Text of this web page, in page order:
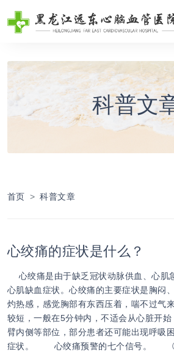
科普文
首页 科普文章
心绞痛的症状是什么？
心绞痛是由于缺乏冠状动脉供血、心肌
心肌缺血症状。心绞痛的主要症状是胸闷
灼热感，感觉胸部有东西压着，喘不过气
较短，一般在5分钟内，不适会从心脏开
臂内侧等部位，部分患者还可能出现呼吸
症状。 心绞痛预警的七个信号。 ①